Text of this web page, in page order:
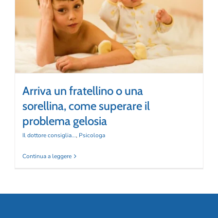
CORSI
SALUTE
PUBBLICITÀ
SEGNALA UN EVENTO
CERCA
PER:
Arriva un fratellino o una sorellina, come
superare il problema gelosia
Il dottore consiglia... Psicologa
Arriva un fratellino o una
sorellina, come superare il
problema gelosia
Il dottore consiglia..., Psicologa
Continua a leggere